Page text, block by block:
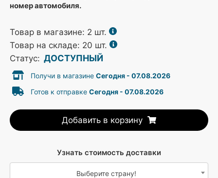
номер автомобиля.
Товар в магазине: 2 шт.
Товар на складе: 20 шт.
Статус: ДОСТУПНЫЙ
Получи в магазине Сегодня - 07.08.2026
Готов к отправке Сегодня - 07.08.2026
Добавить в корзину
Узнать стоимость доставки
Выберите страну!